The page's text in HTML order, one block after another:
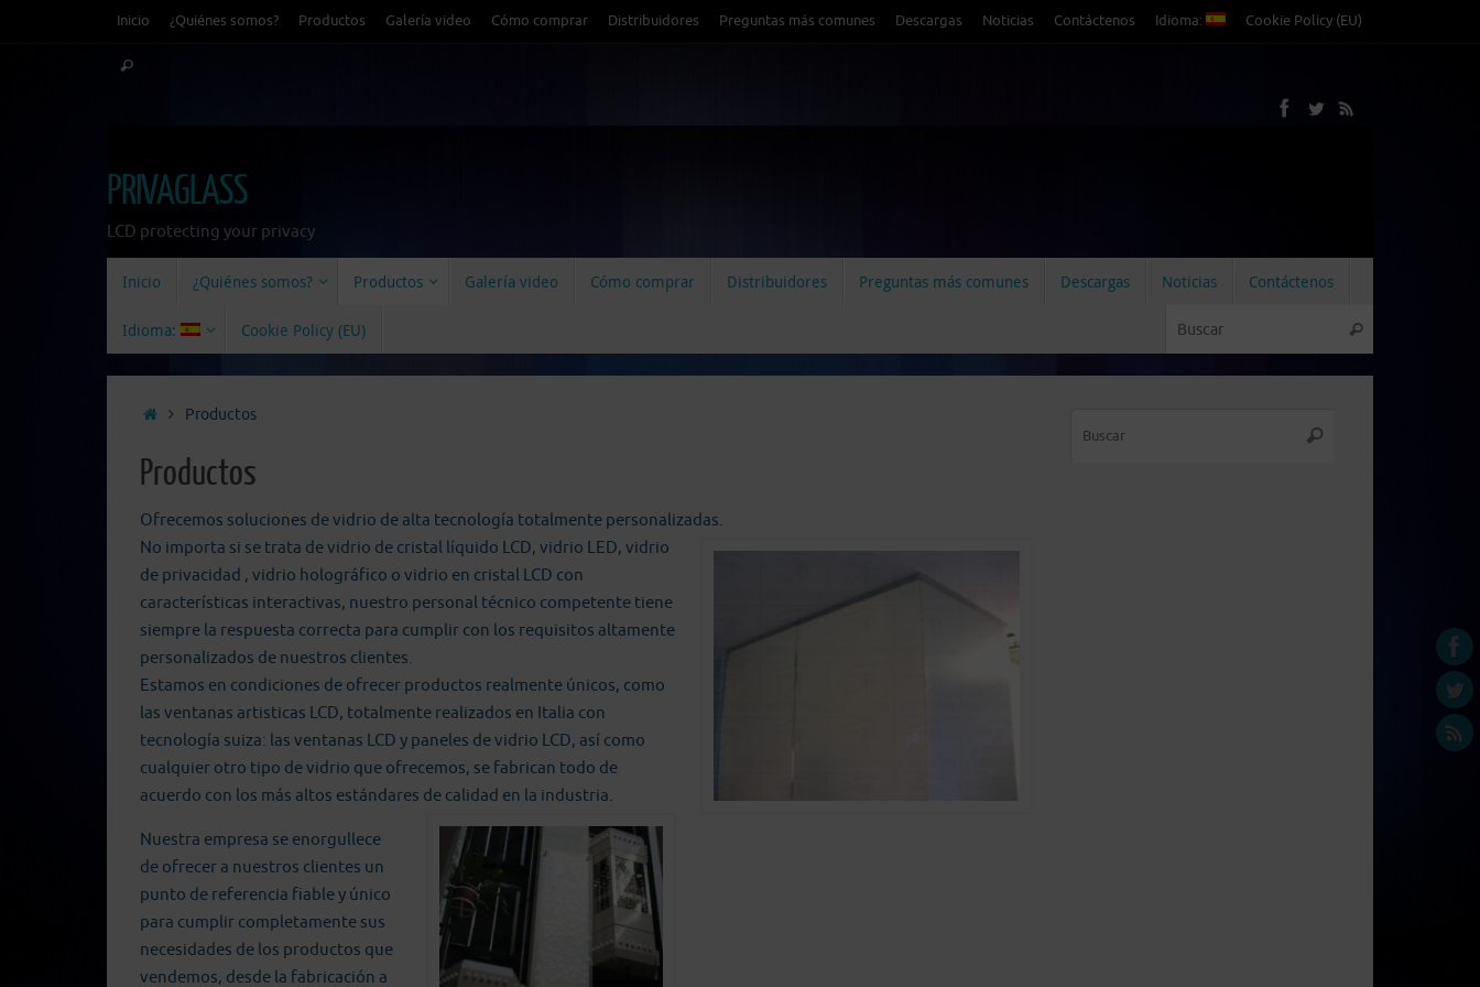
Inicio ¿Quiénes somos? Productos Galería video Cómo comprar Distribuidores Preguntas más comunes Descargas Noticias Contáctenos Idioma: Cookie Policy (EU)
Buscar
PRIVAGLASS
LCD protecting your privacy
Inicio ¿Quiénes somos? Productos Galería video Cómo comprar Distribuidores Preguntas más comunes Descargas Noticias Contáctenos
Idioma: Cookie Policy (EU) Buscar
InicioProductos
Productos
Ofrecemos soluciones de vidrio de alta tecnología totalmente personalizadas.
No importa si se trata de vidrio de cristal líquido LCD, vidrio LED, vidrio
de privacidad , vidrio holográfico o vidrio en cristal LCD con
características interactivas, nuestro personal técnico competente tiene
siempre la respuesta correcta para cumplir con los requisitos altamente
personalizados de nuestros clientes.
Estamos en condiciones de ofrecer productos realmente únicos, como
las ventanas artisticas LCD, totalmente realizados en Italia con
tecnología suiza: las ventanas LCD y paneles de vidrio LCD, así como
cualquier otro tipo de vidrio que ofrecemos, se fabrican todo de
acuerdo con los más altos estándares de calidad en la industria.
Nuestra empresa se ​​enorgullece
de ofrecer a nuestros clientes un
punto de referencia fiable y único
para cumplir completamente sus
necesidades de los productos que
vendemos, desde la fabricación a
Buscar